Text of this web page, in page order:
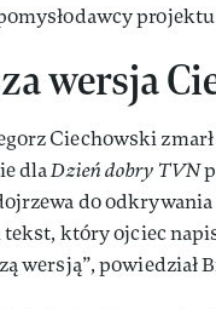
wersja
Ciechowski
dlaDzień dobry TVN
do
tekst, który ojciec
wersją”, powiedział